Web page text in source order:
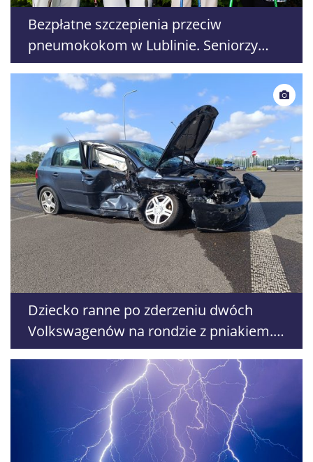
Bezpłatne szczepienia przeciw
pneumokokom w Lublinie. Seniorzy
mogą skorzystać z programu
Dziecko ranne po zderzeniu dwóch
Volkswagenów na rondzie z pniakiem.
Droga jest zablokowana